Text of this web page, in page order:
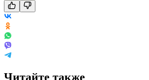
Читайте также